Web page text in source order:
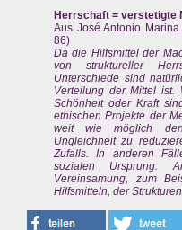
Herrschaft = verstetigte
Aus José Antonio
86)
Da die Hilfsmittel der
von struktureller
Unterschiede sind
Verteilung der Mittel ist.
Schönheit oder Kraft
ethischen Projekte der
weit wie möglich
Ungleichheit zu
Zufalls. In anderen
sozialen Ursprung.
Vereinsamung, zum
Hilfsmitteln, der